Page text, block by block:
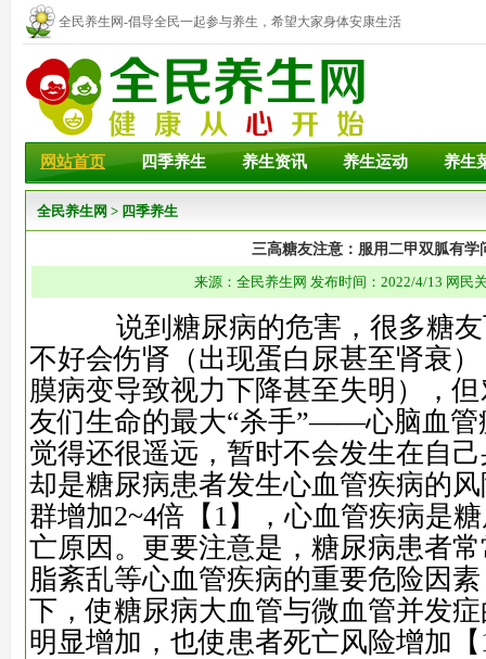
全民养生网-倡导全民一起参与养生，希望大家身体安康生活
幸福！
网站首页 四季养生 养生资讯 养生运动 养生
全民养生网 > 四季养生
三高糖友注意：服用二甲双胍有学
来源：全民养生网 发布时间：2022/4/13 网民
说到糖尿病的危害，很多糖友
不好会伤肾（出现蛋白尿甚至肾衰
膜病变导致视力下降甚至失明），
友们生命的最大“杀手”——心脑血管
觉得还很遥远，暂时不会发生在自
却是糖尿病患者发生心血管疾病的
群增加2~4倍 【1】
，心血管疾病是
亡原因。更要注意是，糖尿病患者
脂紊乱等心血管疾病的重要危险因
下，使糖尿病大血管与微血管并发
明显增加，也使患者死亡风险增加